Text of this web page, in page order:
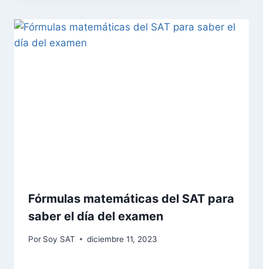
Fórmulas matemáticas del SAT para
saber el día del examen
Por Soy SAT diciembre 11, 2023